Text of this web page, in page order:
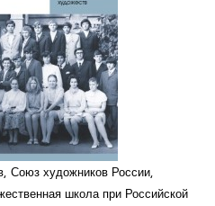
Союз художников России,
школа при Российской